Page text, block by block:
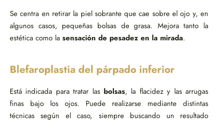
Se centra en retirar la piel sobrante que cae sobre el ojo y, en
algunos casos, pequeñas bolsas de grasa. Mejora tanto la
estética como la sensación de pesadez en la mirada.
Blefaroplastia del párpado inferior
Está indicada para tratar las bolsas, la flacidez y las arrugas
finas bajo los ojos. Puede realizarse mediante distintas
técnicas según el caso, siempre buscando un resultado